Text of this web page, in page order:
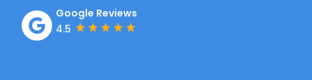
Google Reviews
4.5